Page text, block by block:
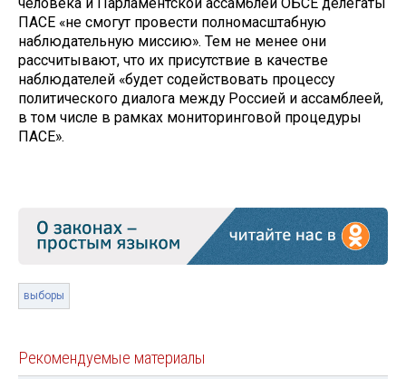
ПАСЕ «не смогут провести полномасштабную
наблюдательную миссию». Тем не менее они
рассчитывают, что их присутствие в качестве
наблюдателей «будет содействовать процессу
политического диалога между Россией и ассамблеей,
в том числе в рамках мониторинговой процедуры
ПАСЕ».
выборы
Рекомендуемые материалы